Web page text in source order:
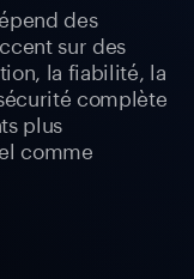
des
sur des
la fiabilité, la
complète
plus
comme